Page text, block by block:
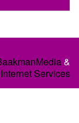
&
Services